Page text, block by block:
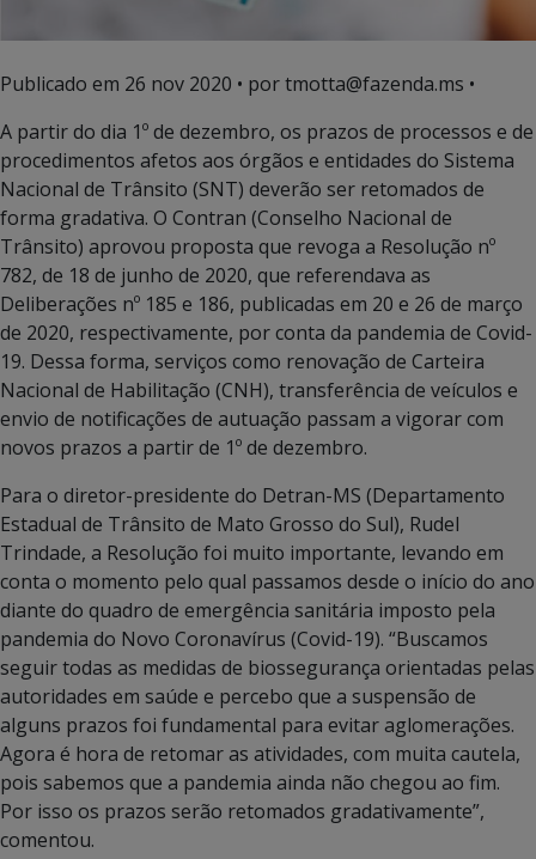
Publicado em 26 nov 2020 • por tmotta@fazenda.ms •
A partir do dia 1º de dezembro, os prazos de processos e de
procedimentos afetos aos órgãos e entidades do Sistema
Nacional de Trânsito (SNT) deverão ser retomados de
forma gradativa. O Contran (Conselho Nacional de
Trânsito) aprovou proposta que revoga a Resolução nº
782, de 18 de junho de 2020, que referendava as
Deliberações nº 185 e 186, publicadas em 20 e 26 de março
de 2020, respectivamente, por conta da pandemia de Covid-
19. Dessa forma, serviços como renovação de Carteira
Nacional de Habilitação (CNH), transferência de veículos e
envio de notificações de autuação passam a vigorar com
novos prazos a partir de 1º de dezembro.
Para o diretor-presidente do Detran-MS (Departamento
Estadual de Trânsito de Mato Grosso do Sul), Rudel
Trindade, a Resolução foi muito importante, levando em
conta o momento pelo qual passamos desde o início do ano
diante do quadro de emergência sanitária imposto pela
pandemia do Novo Coronavírus (Covid-19). “Buscamos
seguir todas as medidas de biossegurança orientadas pelas
autoridades em saúde e percebo que a suspensão de
alguns prazos foi fundamental para evitar aglomerações.
Agora é hora de retomar as atividades, com muita cautela,
pois sabemos que a pandemia ainda não chegou ao fim.
Por isso os prazos serão retomados gradativamente”,
comentou.